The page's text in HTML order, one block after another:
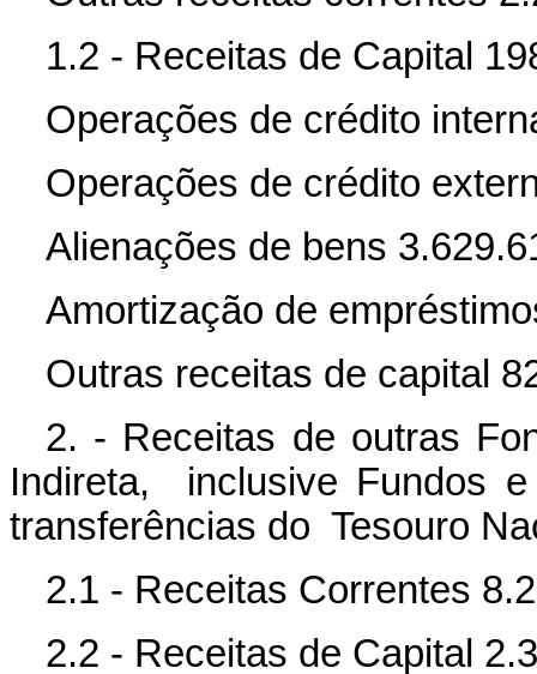
1.2 - Receitas de Capital
Operações de crédito
Operações de crédito
Alienações de bens
Amortização de
Outras receitas de capital
2. - Receitas de outras
Indireta, inclusive Fundos
transferências do Tesouro
2.1 - Receitas Correntes
2.2 - Receitas de Capital